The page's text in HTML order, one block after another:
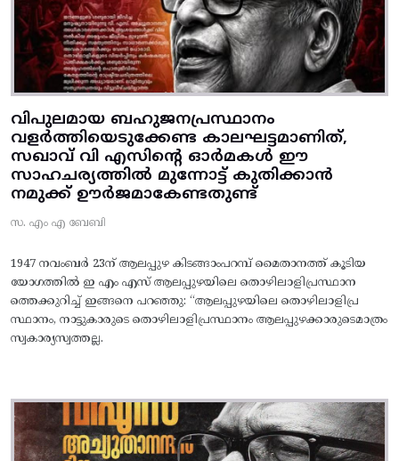
വിപുലമായ ബഹുജനപ്രസ്ഥാനം
വളർത്തിയെടുക്കേണ്ട കാലഘട്ടമാണിത്,
സഖാവ് വി എസിന്റെ ഓർമകൾ ഈ
സാഹചര്യത്തിൽ മുന്നോട്ട്‌ കുതിക്കാൻ
നമുക്ക് ഊർജമാകേണ്ടതുണ്ട്
സ. എം എ ബേബി
1947 നവംബർ 23ന് ആലപ്പുഴ കിടങ്ങാംപറമ്പ്‌ മൈതാനത്ത്‌ കൂടിയ
യോഗത്തിൽ ഇ എം എസ് ആലപ്പുഴയിലെ തൊഴിലാളിപ്രസ്ഥാന
ത്തെക്കുറിച്ച് ഇങ്ങനെ പറഞ്ഞു: “ആലപ്പുഴയിലെ തൊഴിലാളിപ്ര
സ്ഥാനം, നാട്ടുകാരുടെ തൊഴിലാളിപ്രസ്ഥാനം ആലപ്പുഴക്കാരുടെമാത്രം
സ്വകാര്യസ്വത്തല്ല.